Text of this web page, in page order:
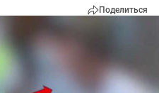
Поделиться